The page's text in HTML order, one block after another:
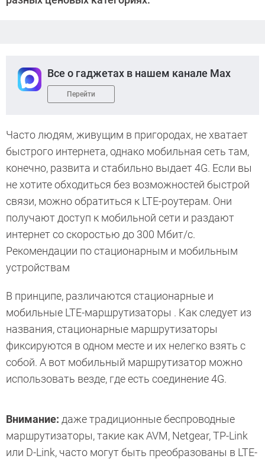
Все о гаджетах в нашем канале Max
Перейти
Часто людям, живущим в пригородах, не хватает
быстрого интернета, однако мобильная сеть там,
конечно, развита и стабильно выдает 4G. Если вы
не хотите обходиться без возможностей быстрой
связи, можно обратиться к LTE-роутерам. Они
получают доступ к мобильной сети и раздают
интернет со скоростью до 300 Мбит/с.
Рекомендации по стационарным и мобильным
устройствам
В принципе, различаются стационарные и
мобильные LTE-маршрутизаторы . Как следует из
названия, стационарные маршрутизаторы
фиксируются в одном месте и их нелегко взять с
собой. А вот мобильный маршрутизатор можно
использовать везде, где есть соединение 4G.
Внимание: даже традиционные беспроводные
маршрутизаторы, такие как AVM, Netgear, TP-Link
или D-Link, часто могут быть преобразованы в LTE-